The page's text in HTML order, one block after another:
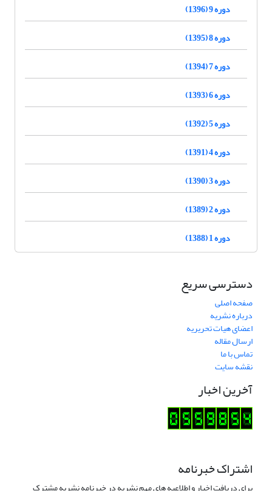
دوره 9 (1396)
دوره 8 (1395)
دوره 7 (1394)
دوره 6 (1393)
دوره 5 (1392)
دوره 4 (1391)
دوره 3 (1390)
دوره 2 (1389)
دوره 1 (1388)
دسترسی سریع
صفحه اصلی
درباره نشریه
اعضای هیات تحریریه
ارسال مقاله
تماس با ما
نقشه سایت
آخرین اخبار
اشتراک خبرنامه
برای دریافت اخبار و اطلاعیه های مهم نشریه در خبرنامه نشریه مشترک